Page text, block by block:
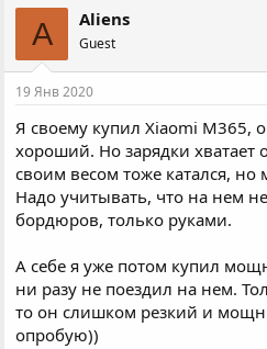
A Aliens
Guest
19 Янв 2020
Я своему купил Xiaomi M365,
хороший. Но зарядки хватает
своим весом тоже катался, но
Надо учитывать, что на нем
бордюров, только руками.
А себе я уже потом купил
ни разу не поездил на нем.
то он слишком резкий и
опробую))